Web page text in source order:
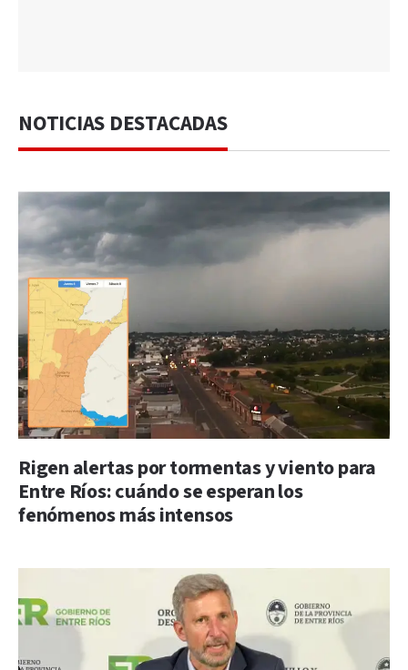
NOTICIAS DESTACADAS
Rigen alertas por tormentas y viento para
Entre Ríos: cuándo se esperan los
fenómenos más intensos